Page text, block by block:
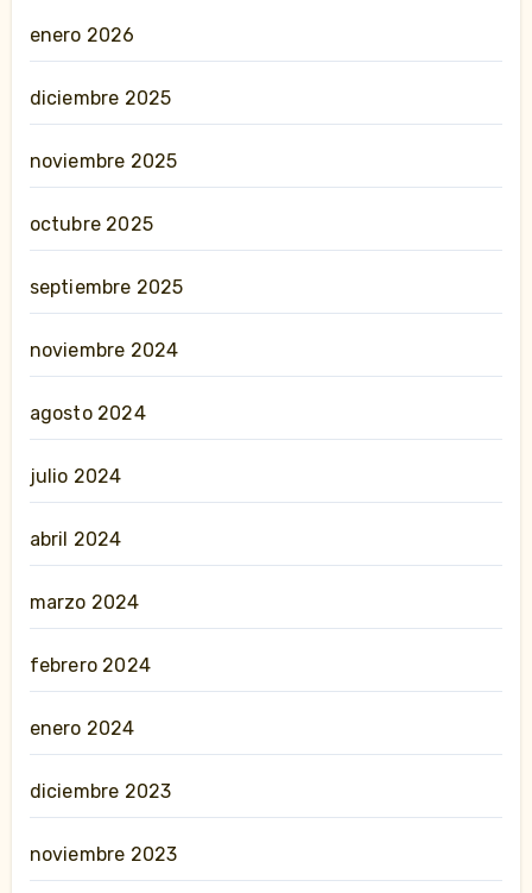
enero 2026
diciembre 2025
noviembre 2025
octubre 2025
septiembre 2025
noviembre 2024
agosto 2024
julio 2024
abril 2024
marzo 2024
febrero 2024
enero 2024
diciembre 2023
noviembre 2023